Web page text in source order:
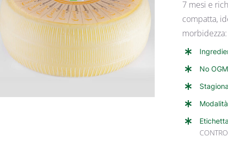
ANTEPRIMA RAPIDA
7 mesi e
compatta,
No